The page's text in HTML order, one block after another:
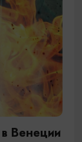
Венеции